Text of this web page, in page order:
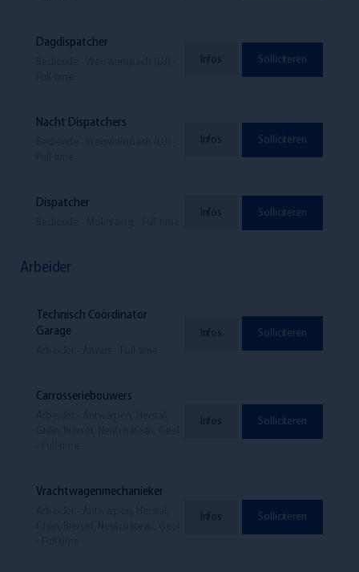
Dagdispatcher
Infos Solliciteren
Nacht Dispatchers
Infos Solliciteren
Dispatcher
Infos Solliciteren
Arbeider
Technisch Coördinator
Garage
Infos Solliciteren
Carrosseriebouwers
Infos Solliciteren
Vrachtwagenmechanieker
Infos Solliciteren